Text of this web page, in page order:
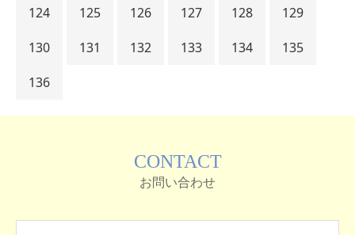
124
125 126 127 128
129
130
131 132 133 134
135
136
CONTACT
お問い合わせ